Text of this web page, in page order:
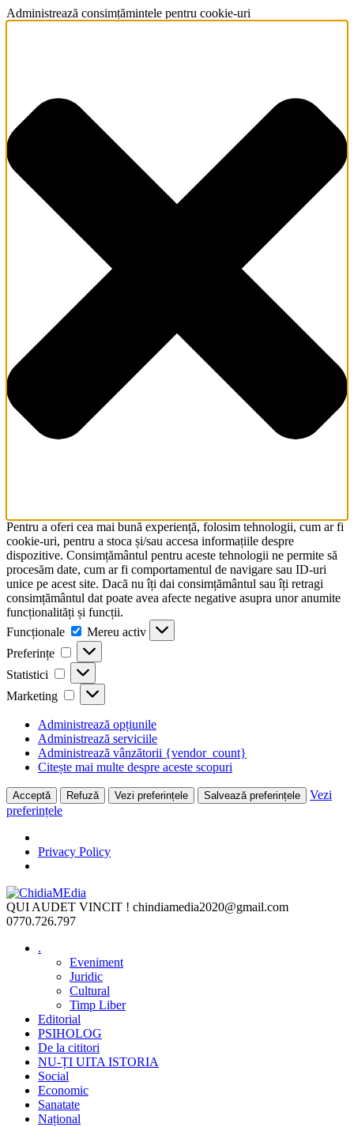
Administrează consimțămintele pentru cookie-uri
Pentru a oferi cea mai bună experiență, folosim tehnologii, cum ar fi
cookie-uri, pentru a stoca și/sau accesa informațiile despre
dispozitive. Consimțământul pentru aceste tehnologii ne permite să
procesăm date, cum ar fi comportamentul de navigare sau ID-uri
unice pe acest site. Dacă nu îți dai consimțământul sau îți retragi
consimțământul dat poate avea afecte negative asupra unor anumite
funcționalități și funcții.
Funcționale
Funcționale
Mereu activ
Preferințe
Preferințe
Statistici Statistici
Marketing Marketing
Administrează opțiunile
Administrează serviciile
Administrează vânzătorii {vendor_count}
Citește mai multe despre aceste scopuri
Acceptă Refuză Vezi preferințele Salvează preferințele
Vezi
preferințele
Privacy Policy
Skip
to
content
QUI AUDET VINCIT ! chindiamedia2020@gmail.com
0770.726.797
.
Eveniment
Juridic
Cultural
Timp Liber
Editorial
PSIHOLOG
De la cititori
NU-ȚI UITA ISTORIA
Social
Economic
Sanatate
Național